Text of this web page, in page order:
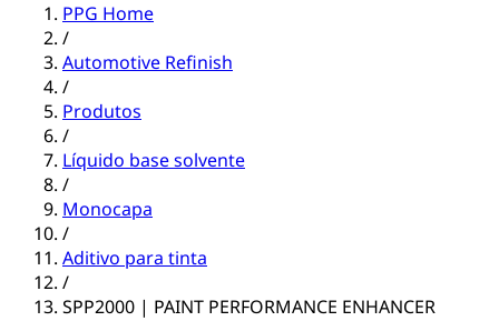
PPG Home
/
Automotive Refinish
/
Produtos
/
Líquido base solvente
/
Monocapa
/
Aditivo para tinta
/
SPP2000 | PAINT PERFORMANCE ENHANCER